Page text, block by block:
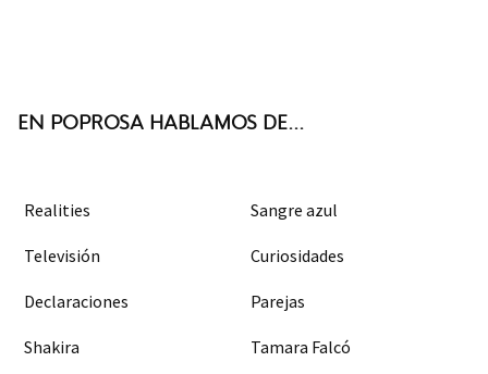
EN POPROSA HABLAMOS DE...
Realities Sangre azul
Televisión Curiosidades
Declaraciones Parejas
Shakira Tamara Falcó